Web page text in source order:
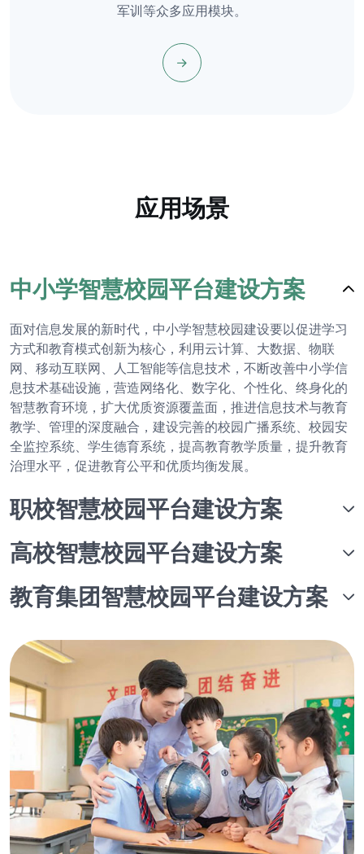
军训等众多应用模块。
应用场景
中小学智慧校园平台建设方案
面对信息发展的新时代，中小学智慧校园建设要以促进学习
方式和教育模式创新为核心，利用云计算、大数据、物联
网、移动互联网、人工智能等信息技术，不断改善中小学信
息技术基础设施，营造网络化、数字化、个性化、终身化的
智慧教育环境，扩大优质资源覆盖面，推进信息技术与教育
教学、管理的深度融合，建设完善的校园广播系统、校园安
全监控系统、学生德育系统，提高教育教学质量，提升教育
治理水平，促进教育公平和优质均衡发展。
职校智慧校园平台建设方案
高校智慧校园平台建设方案
教育集团智慧校园平台建设方案